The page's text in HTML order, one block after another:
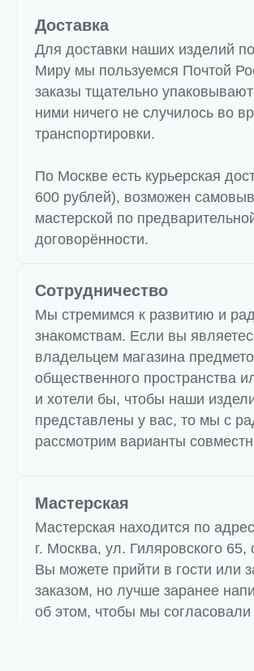
Доставка
Для доставки наших изделий
Миру мы пользуемся Почтой
заказы тщательно
ними ничего не случилось во
транспортировки.
По Москве есть курьерская
600 рублей), возможен
мастерской по
договорённости.
Сотрудничество
Мы стремимся к развитию и
знакомствам. Если вы
владельцем магазина
общественного пространства
и хотели бы, чтобы наши
представлены у вас, то мы с
рассмотрим варианты
Мастерская
Мастерская находится по
г. Москва, ул. Гиляровского 65,
Вы можете прийти в гости или
заказом, но лучше заранее
об этом, чтобы мы согласовали